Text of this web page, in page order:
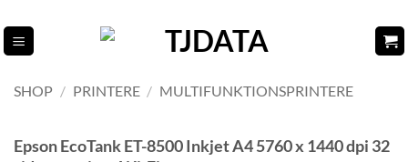
til
indhold
SHOP / PRINTERE / MULTIFUNKTIONSPRINTERE
Epson EcoTank ET-8500 Inkjet A4 5760 x 1440 dpi 32